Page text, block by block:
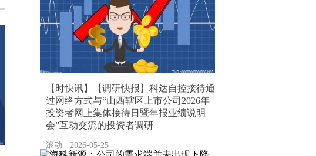
【时快讯】【调研快报】科达自控接待通
过网络方式与“山西辖区上市公司2026年
投资者网上集体接待日暨年报业绩说明
会”互动交流的投资者调研
滚动 · 2026-05-25